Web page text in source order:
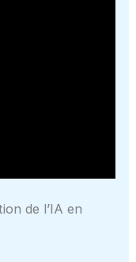
de l’IA en